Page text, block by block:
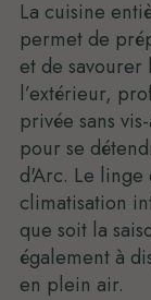
La cuisine
permet de
et de savourer
l’extérieur,
privée sans
pour se
d'Arc. Le linge
climatisation
que soit la
également à
en plein air.